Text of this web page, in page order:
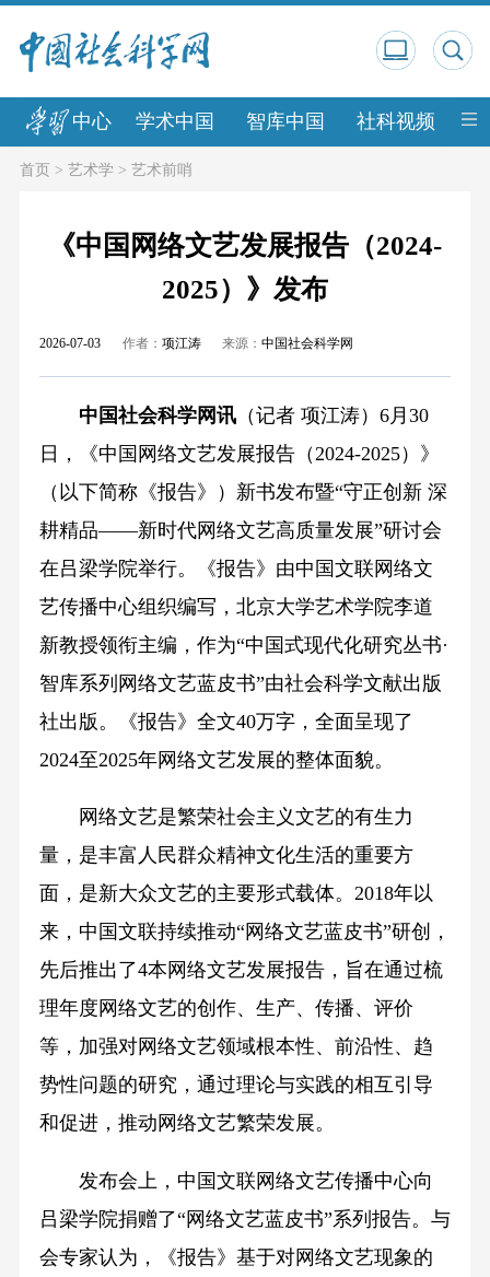
中心 学术中国 智库中国 社科视频 中
首页> 艺术学 > 艺术前哨
《中国网络文艺发展报告（2024-
2025）》发布
2026-07-03 作者： 项江涛 来源：中国社会科学网
中国社会科学网讯（记者 项江涛）6月30
日，《中国网络文艺发展报告（2024-2025）》
（以下简称《报告》）新书发布暨“守正创新 深
耕精品——新时代网络文艺高质量发展”研讨会
在吕梁学院举行。《报告》由中国文联网络文
艺传播中心组织编写，北京大学艺术学院李道
新教授领衔主编，作为“中国式现代化研究丛书·
智库系列网络文艺蓝皮书”由社会科学文献出版
社出版。《报告》全文40万字，全面呈现了
2024至2025年网络文艺发展的整体面貌。
网络文艺是繁荣社会主义文艺的有生力
量，是丰富人民群众精神文化生活的重要方
面，是新大众文艺的主要形式载体。2018年以
来，中国文联持续推动“网络文艺蓝皮书”研创，
先后推出了4本网络文艺发展报告，旨在通过梳
理年度网络文艺的创作、生产、传播、评价
等，加强对网络文艺领域根本性、前沿性、趋
势性问题的研究，通过理论与实践的相互引导
和促进，推动网络文艺繁荣发展。
发布会上，中国文联网络文艺传播中心向
吕梁学院捐赠了“网络文艺蓝皮书”系列报告。与
会专家认为，《报告》基于对网络文艺现象的